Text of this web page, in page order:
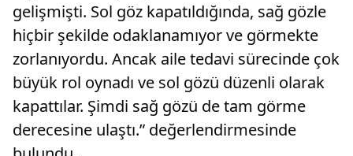
gelişmişti. Sol göz kapatıldığında, sağ gözle
hiçbir şekilde odaklanamıyor ve görmekte
zorlanıyordu. Ancak aile tedavi sürecinde çok
büyük rol oynadı ve sol gözü düzenli olarak
kapattılar. Şimdi sağ gözü de tam görme
derecesine ulaştı.” değerlendirmesinde